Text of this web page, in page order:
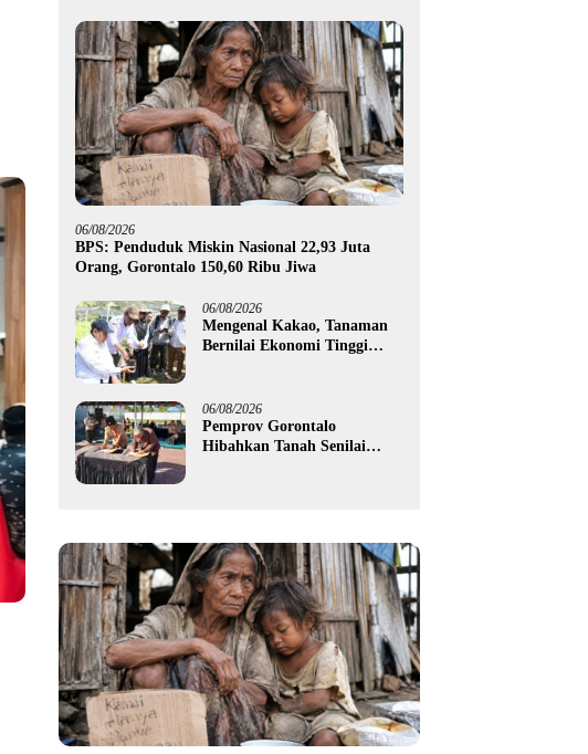
06/08/2026
BPS: Penduduk Miskin Nasional 22,93 Juta
Orang, Gorontalo 150,60 Ribu Jiwa
06/08/2026
Mengenal Kakao, Tanaman
Bernilai Ekonomi Tinggi
Petani Boalemo
06/08/2026
Pemprov Gorontalo
Hibahkan Tanah Senilai